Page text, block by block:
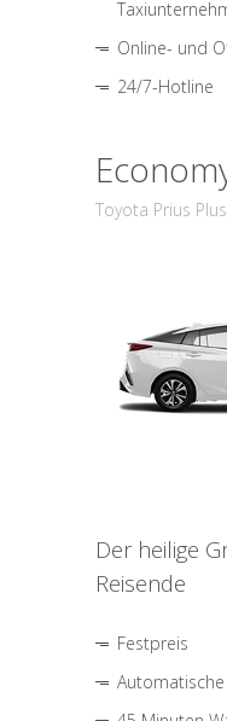
Online- und
24/7-Hotline
Toyota Prius
Der heilige
Reisende
Festpreis